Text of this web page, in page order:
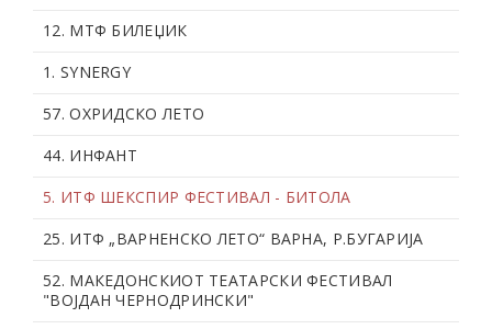
12. МТФ БИЛЕЏИК
1. SYNERGY
57. OХРИДСКО ЛЕТО
44. ИНФАНТ
5. ИТФ ШЕКСПИР ФЕСТИВАЛ - БИТОЛА
25. ИТФ „ВАРНЕНСКО ЛЕТО“ ВАРНА, Р.БУГАРИЈА
52. МАКЕДОНСКИОТ ТЕАТАРСКИ ФЕСТИВАЛ
"ВОЈДАН ЧЕРНОДРИНСКИ"